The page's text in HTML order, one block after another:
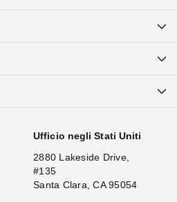
Ufficio negli Stati Uniti
2880 Lakeside Drive,
#135
Santa Clara, CA 95054